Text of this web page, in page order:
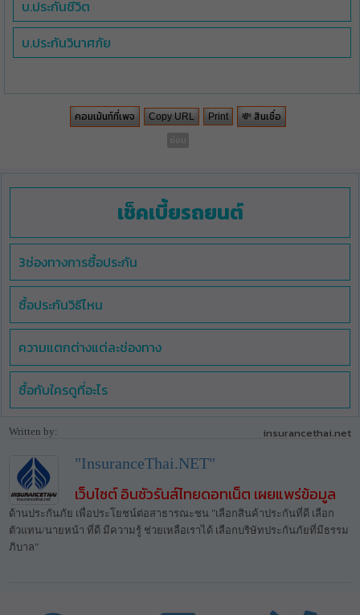
บ.ประกันชีวิต
บ.ประกันวินาศภัย
คอมเม้นท์ที่เพจ Copy URL Print 💸 สินเชื่อ
ซ่อม
เช็คเบี้ยรถยนต์
3ช่องทางการซื้อประกัน
ซื้อประกันวิธีไหน
ความแตกต่างแต่ละช่องทาง
ซื้อกับใครดูที่อะไร
Written by: insurancethai.net
"InsuranceThai.NET"
เว็บไซต์ อินชัวรันส์ไทยดอทเน็ต เผยแพร่ข้อมูล
ด้านประกันภัย เพื่อประโยชน์ต่อสาธารณะชน "เลือกสินค้าประกันที่ดี เลือก
ตัวแทน/นายหน้า ที่ดี มีความรู้ ช่วยเหลือเราได้ เลือกบริษัทประกันภัยที่มีธรรม
ภิบาล"